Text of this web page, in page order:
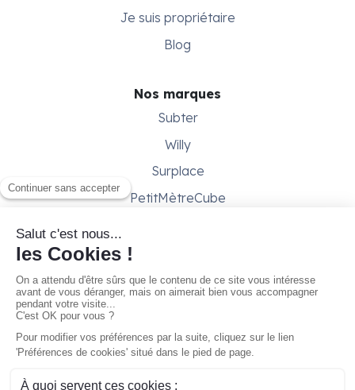
Je suis propriétaire
Blog
Nos marques
Subter
Willy
Surplace
PetitMètreCube
Besoin d'aide ?
Conditions générales
Gestion des cookies